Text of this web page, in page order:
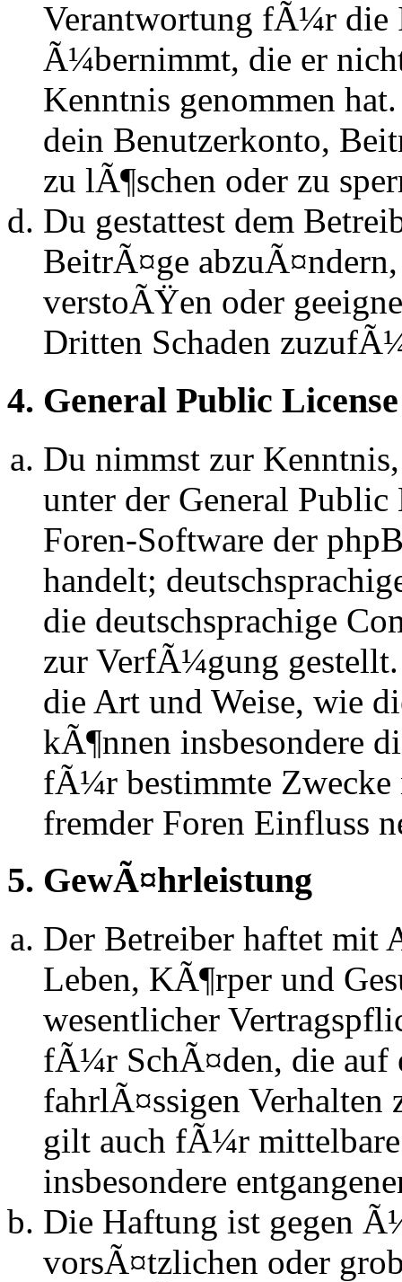
Verantwortung fÃ¼r die
Ã¼bernimmt, die er
Kenntnis genommen
dein Benutzerkonto,
zu lÃ¶schen oder zu
Du gestattest dem
BeitrÃ¤ge
verstoÃŸen oder
Dritten Schaden
4. General Public License
Du nimmst zur
unter der General
Foren-Software der
handelt;
die deutschsprachige
zur VerfÃ¼gung
die Art und Weise, wie
kÃ¶nnen insbesondere
fÃ¼r bestimmte Zwecke
fremder Foren Einfluss
5. GewÃ¤hrleistung
Der Betreiber haftet mit
Leben, KÃ¶rper und
wesentlicher
fÃ¼r SchÃ¤den, die auf
fahrlÃ¤ssigen
gilt auch fÃ¼r
insbesondere
Die Haftung ist gegen
vorsÃ¤tzlichen oder